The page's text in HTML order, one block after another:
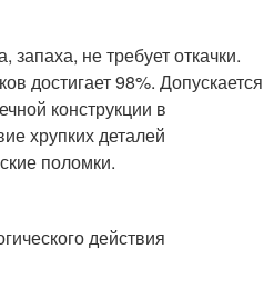
не требует откачки.
достигает 98%. Допускается
конструкции в
хрупких деталей
поломки.
действия